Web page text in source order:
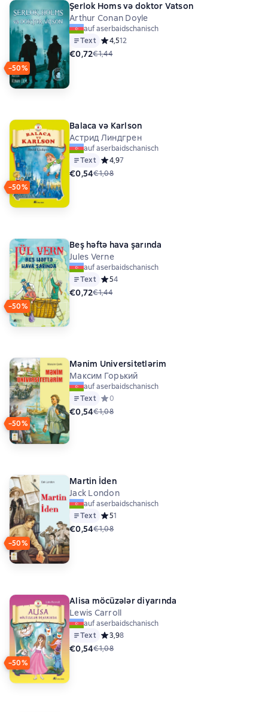
−50%
Şerlok Homs və doktor Vatson
Arthur Conan Doyle
auf aserbaidschanisch
Text Средний рейтинг 4,5 на основе 12 оценок
4,512
€0,72€1,44
−50%
Balaca və Karlson
Астрид Линдгрен
auf aserbaidschanisch
Text Средний рейтинг 4,9 на основе 7 оценок
4,97
€0,54€1,08
−50%
Beş həftə hava şarında
Jules Verne
auf aserbaidschanisch
Text Средний рейтинг 5 на основе 4 оценок
54
€0,72€1,44
−50%
Mənim Universitetlərim
Максим Горький
auf aserbaidschanisch
Text Средний рейтинг 0 на основе 0 оценок
0
€0,54€1,08
−50%
Martin İden
Jack London
auf aserbaidschanisch
Text Средний рейтинг 5 на основе 1 оценок
51
€0,54€1,08
−50%
Alisa möcüzələr diyarında
Lewis Carroll
auf aserbaidschanisch
Text Средний рейтинг 3,9 на основе 8 оценок
3,98
€0,54€1,08